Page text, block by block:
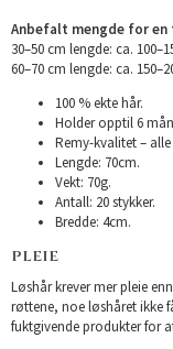
Anbefalt mengde for
30–50 cm lengde: ca.
60–70 cm lengde: ca.
100 % ekte hår.
Holder opptil 6
Remy-kvalitet –
Lengde: 70cm.
Vekt: 70g.
Antall: 20 stykker.
Bredde: 4cm.
PLEIE
Løshår krever mer pleie
røttene, noe løshåret ikke
fuktgivende produkter for